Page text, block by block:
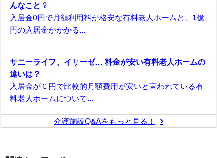
んなこと？
入居金0円で月額利用料が格安な有料老人ホームと、1億
円の入居金がかかる...
サニーライフ、イリーゼ… 料金が安い有料老人ホームの
違いは？
入居金が０円で比較的月額費用が安いと言われている有
料老人ホームについて...
介護施設Q&Aをもっと見る！